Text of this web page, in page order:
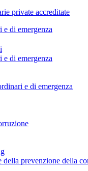
private accreditate
e di emergenza
e di emergenza
e di emergenza
della prevenzione della